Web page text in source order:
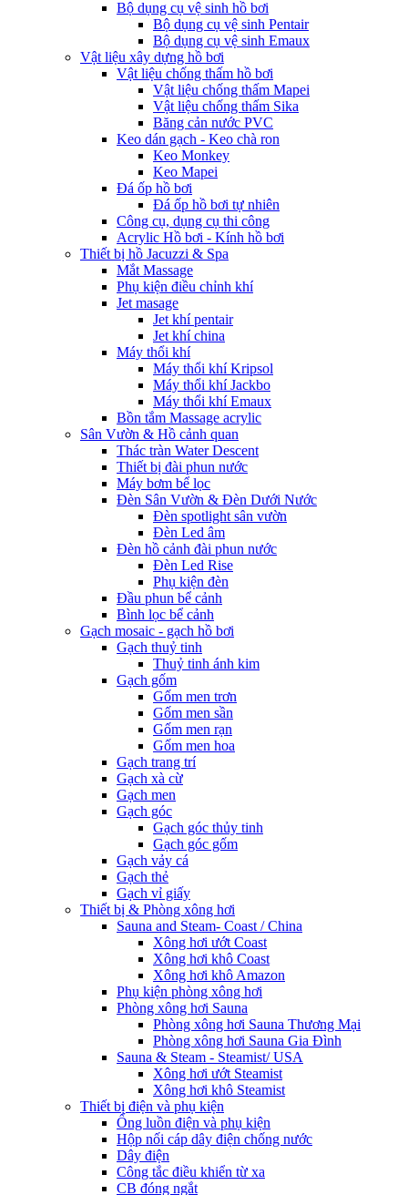
Bộ dụng cụ vệ sinh hồ bơi
Bộ dụng cụ vệ sinh Pentair
Bộ dụng cụ vệ sinh Emaux
Vật liệu xây dựng hồ bơi
Vật liệu chống thấm hồ bơi
Vật liệu chống thấm Mapei
Vật liệu chống thấm Sika
Băng cản nước PVC
Keo dán gạch - Keo chà ron
Keo Monkey
Keo Mapei
Đá ốp hồ bơi
Đá ốp hồ bơi tự nhiên
Công cụ, dụng cụ thi công
Acrylic Hồ bơi - Kính hồ bơi
Thiết bị hồ Jacuzzi & Spa
Mắt Massage
Phụ kiện điều chỉnh khí
Jet masage
Jet khí pentair
Jet khí china
Máy thổi khí
Máy thổi khí Kripsol
Máy thổi khí Jackbo
Máy thổi khí Emaux
Bồn tắm Massage acrylic
Sân Vườn & Hồ cảnh quan
Thác tràn Water Descent
Thiết bị đài phun nước
Máy bơm bể lọc
Đèn Sân Vườn & Đèn Dưới Nước
Đèn spotlight sân vườn
Đèn Led âm
Đèn hồ cảnh đài phun nước
Đèn Led Rise
Phụ kiện đèn
Đầu phun bể cảnh
Bình lọc bể cảnh
Gạch mosaic - gạch hồ bơi
Gạch thuỷ tinh
Thuỷ tinh ánh kim
Gạch gốm
Gốm men trơn
Gốm men sần
Gốm men rạn
Gốm men hoa
Gạch trang trí
Gạch xà cừ
Gạch men
Gạch góc
Gạch góc thủy tinh
Gạch góc gốm
Gạch vảy cá
Gạch thẻ
Gạch vỉ giấy
Thiết bị & Phòng xông hơi
Sauna and Steam- Coast / China
Xông hơi ướt Coast
Xông hơi khô Coast
Xông hơi khô Amazon
Phụ kiện phòng xông hơi
Phòng xông hơi Sauna
Phòng xông hơi Sauna Thương Mại
Phòng xông hơi Sauna Gia Đình
Sauna & Steam - Steamist/ USA
Xông hơi ướt Steamist
Xông hơi khô Steamist
Thiết bị điện và phụ kiện
Ống luồn điện và phụ kiện
Hộp nối cáp dây điện chống nước
Dây điện
Công tắc điều khiển từ xa
CB đóng ngắt